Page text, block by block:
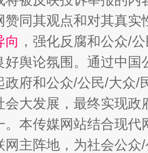
赞同其观点和对其真实
向 ，强化反腐和公众/
好舆论氛围。通过中
政府和公众/公民/大众/
会大发展，最终实现
。本传媒网站结合现
网主阵地，为社会公